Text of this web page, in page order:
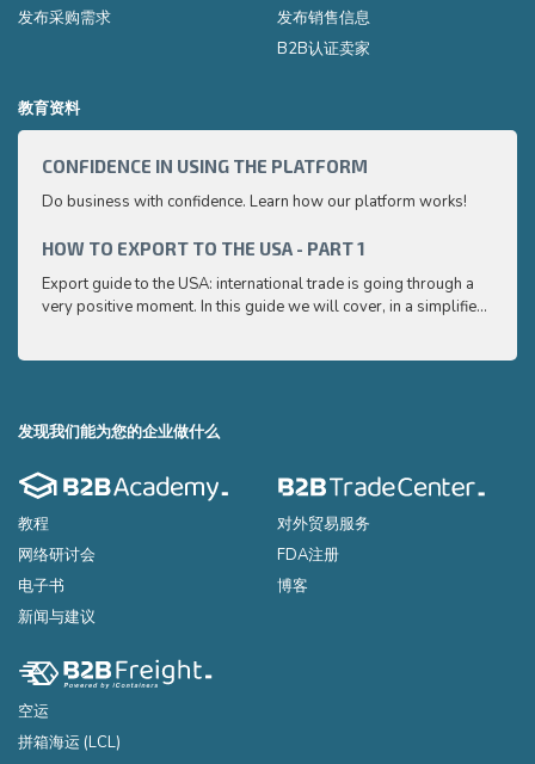
发布采购需求
发布销售信息
B2B认证卖家
教育资料
CONFIDENCE IN USING THE PLATFORM
Do business with confidence. Learn how our platform works!
HOW TO EXPORT TO THE USA - PART 1
Export guide to the USA: international trade is going through a
very positive moment. In this guide we will cover, in a simplified
to
发现我们能为您的企业做什么
教程
网络研讨会
电子书
新闻与建议
对外贸易服务
FDA注册
博客
空运
拼箱海运 (LCL)